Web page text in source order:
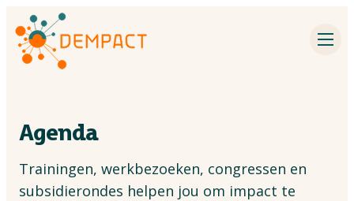
Impactpartners
Dementieonderzoek
Agenda
Trainingen, werkbezoeken, congressen en
subsidierondes helpen jou om impact te